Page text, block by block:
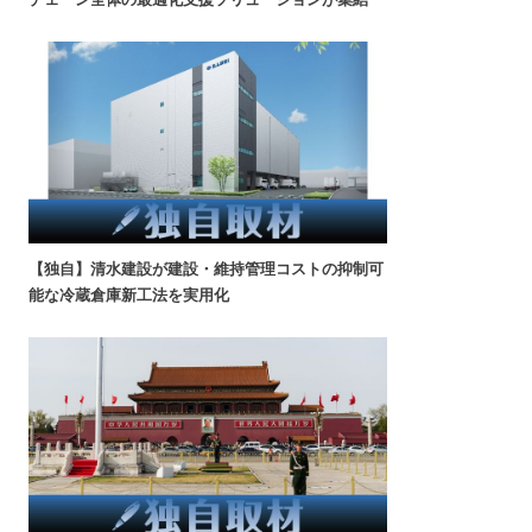
【独自】清水建設が建設・維持管理コストの抑制可
能な冷蔵倉庫新工法を実用化